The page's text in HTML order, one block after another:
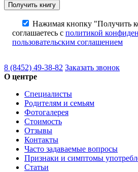
Нажимая кнопку "Получить
соглашаетесь с политикой
пользовательским соглашением
8 (8452) 49-38-82 Заказать звонок
О центре
Специалисты
Родителям и семьям
Фотогалерея
Стоимость
Отзывы
Контакты
Часто задаваемые вопросы
Признаки и симптомы
Статьи